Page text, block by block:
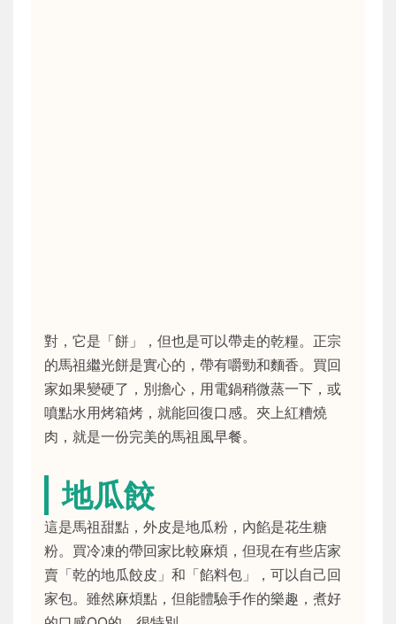
對，它是「餅」，但也是可以帶走的乾糧。正宗
的馬祖繼光餅是實心的，帶有嚼勁和麵香。買回
家如果變硬了，別擔心，用電鍋稍微蒸一下，或
噴點水用烤箱烤，就能回復口感。夾上紅糟燒
肉，就是一份完美的馬祖風早餐。
地瓜餃
這是馬祖甜點，外皮是地瓜粉，內餡是花生糖
粉。買冷凍的帶回家比較麻煩，但現在有些店家
賣「乾的地瓜餃皮」和「餡料包」，可以自己回
家包。雖然麻煩點，但能體驗手作的樂趣，煮好